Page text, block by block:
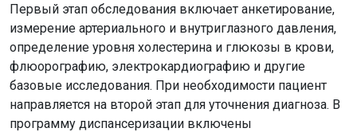
Первый этап обследования включает анкетирование,
измерение артериального и внутриглазного давления,
определение уровня холестерина и глюкозы в крови,
флюорографию, электрокардиографию и другие
базовые исследования. При необходимости пациент
направляется на второй этап для уточнения диагноза. В
программу диспансеризации включены